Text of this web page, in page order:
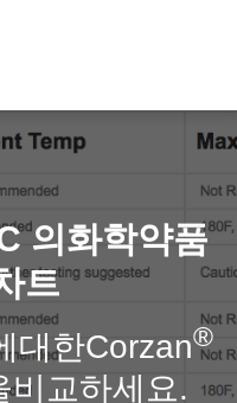
의화학약품
트
대한Corzan®
비교하세요.